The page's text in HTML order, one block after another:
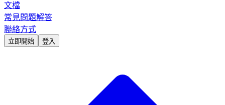
文檔
常見問題解答
聯絡方式
立即開始 登入